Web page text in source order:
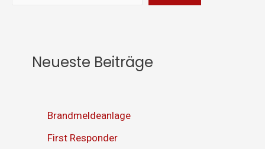
Neueste Beiträge
Brandmeldeanlage
First Responder